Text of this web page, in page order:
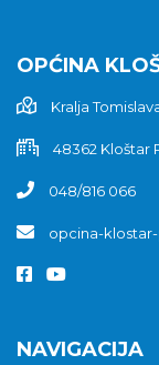
OPĆINA
Kralja
48362 Kloštar
048/816 066
opcina-
NAVIGACIJA